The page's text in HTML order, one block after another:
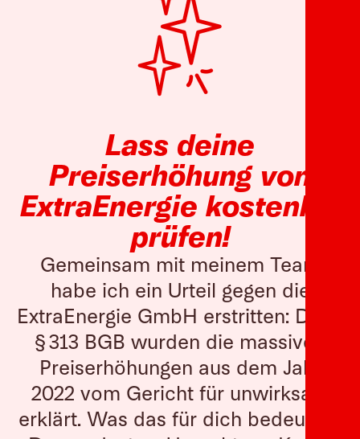
Lass deine
Preiserhöhung von
ExtraEnergie kostenlos
prüfen!
Gemeinsam mit meinem Team
habe ich ein Urteil gegen die
ExtraEnergie GmbH erstritten: Dank
§ 313 BGB wurden die massiven
Preiserhöhungen aus dem Jahr
2022 vom Gericht für unwirksam
erklärt. Was das für dich bedeutet?